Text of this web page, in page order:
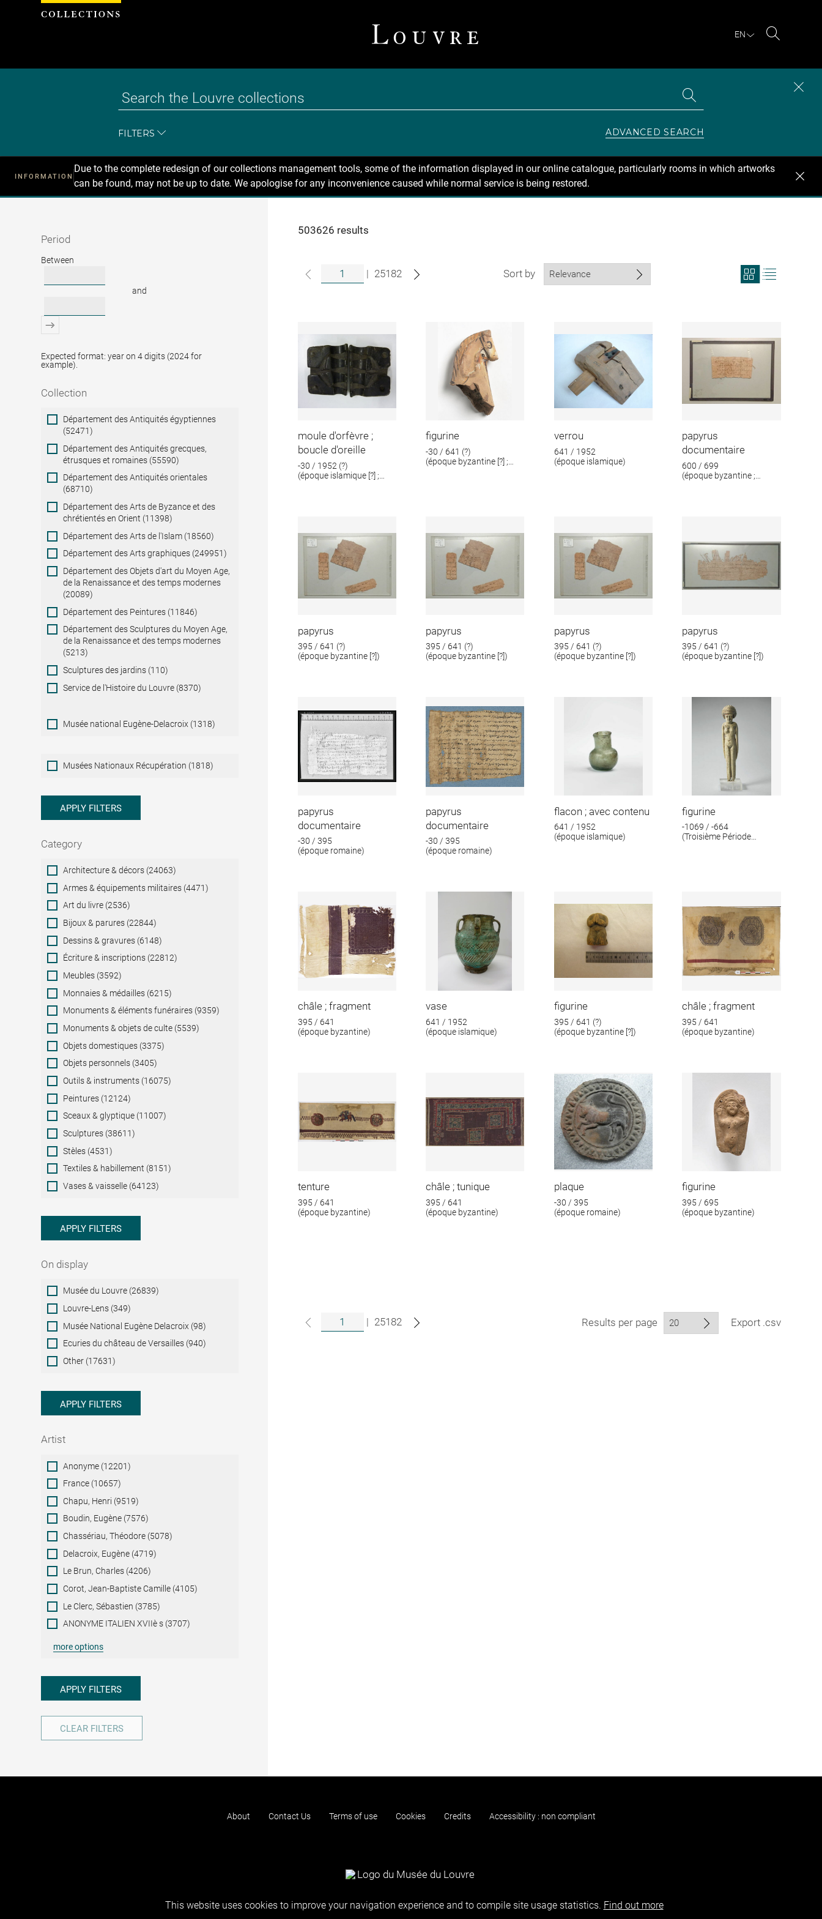
EN
FILTERS ADVANCED SEARCH
INFORMATION
Due to the complete redesign of our collections management tools, some of the information displayed in our online catalogue, particularly rooms in which artworks
can be found, may not be up to date. We apologise for any inconvenience caused while normal service is being restored.
Recherche
Period
Period
Between
and
Expected format: year on 4 digits (2024 for
example).
Collection
Collection
Département des Antiquités égyptiennes
(52471)
Département des Antiquités grecques,
étrusques et romaines (55590)
Département des Antiquités orientales
(68710)
Département des Arts de Byzance et des
chrétientés en Orient (11398)
Département des Arts de l'Islam (18560)
Département des Arts graphiques (249951)
Département des Objets d'art du Moyen Age,
de la Renaissance et des temps modernes
(20089)
Département des Peintures (11846)
Département des Sculptures du Moyen Age,
de la Renaissance et des temps modernes
(5213)
Sculptures des jardins (110)
Service de l'Histoire du Louvre (8370)
Musée national Eugène-Delacroix (1318)
Musées
Nationaux
Musées Nationaux Récupération (1818)
APPLY FILTERS
Category
Category
Architecture & décors (24063)
Armes & équipements militaires (4471)
Art du livre (2536)
Bijoux & parures (22844)
Dessins & gravures (6148)
Écriture & inscriptions (22812)
Meubles (3592)
Monnaies & médailles (6215)
Monuments & éléments funéraires (9359)
Monuments & objets de culte (5539)
Objets domestiques (3375)
Objets personnels (3405)
Outils & instruments (16075)
Peintures (12124)
Sceaux & glyptique (11007)
Sculptures (38611)
Stèles (4531)
Textiles & habillement (8151)
Vases & vaisselle (64123)
APPLY FILTERS
On display
On
display
Musée du Louvre (26839)
Louvre-Lens (349)
Musée National Eugène Delacroix (98)
Ecuries du château de Versailles (940)
Other (17631)
APPLY FILTERS
Artist
ArtistAnonyme (12201)
France (10657)
Chapu, Henri (9519)
Boudin, Eugène (7576)
Chassériau, Théodore (5078)
Delacroix, Eugène (4719)
Le Brun, Charles (4206)
Corot, Jean-Baptiste Camille (4105)
Le Clerc, Sébastien (3785)
ANONYME ITALIEN XVIIè s (3707)
more options
APPLY FILTERS
CLEAR FILTERS
503626 results
| 25182 Sort by
View
search
moule d'orfèvre ;
boucle d'oreille
-30 / 1952 (?)
(époque islamique [?] ;
figurine
-30 / 641 (?)
(époque byzantine [?] ;
verrou
641 / 1952
(époque islamique)
papyrus
documentaire
600 / 699
(époque byzantine ;
papyrus
395 / 641 (?)
(époque byzantine [?])
papyrus
395 / 641 (?)
(époque byzantine [?])
papyrus
395 / 641 (?)
(époque byzantine [?])
papyrus
395 / 641 (?)
(époque byzantine [?])
papyrus
documentaire
-30 / 395
(époque romaine)
papyrus
documentaire
-30 / 395
(époque romaine)
flacon ; avec contenu
641 / 1952
(époque islamique)
figurine
-1069 / -664
(Troisième Période
châle ; fragment
395 / 641
(époque byzantine)
vase
641 / 1952
(époque islamique)
figurine
395 / 641 (?)
(époque byzantine [?])
châle ; fragment
395 / 641
(époque byzantine)
tenture
395 / 641
(époque byzantine)
châle ; tunique
395 / 641
(époque byzantine)
plaque
-30 / 395
(époque romaine)
figurine
395 / 695
(époque byzantine)
| 25182 Results per page Export .csv
About Contact Us Terms of use Cookies Credits Accessibility : non compliant
Cookies management panel
This website uses cookies to improve your navigation experience and to compile site usage statistics. Find out more